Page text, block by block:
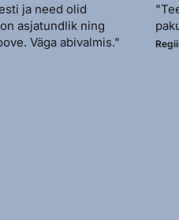
ja need olid
asjatundlik ning
Väga abivalmis."